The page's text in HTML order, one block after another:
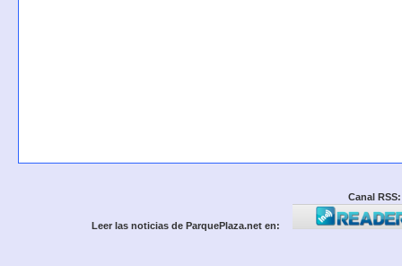
Canal RSS:
Leer las noticias de ParquePlaza.net en: